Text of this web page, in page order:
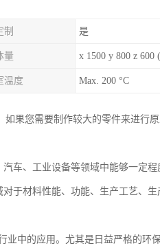
制 是
量 x 1500 y 800 z 600
温度 Max. 200 °C
果您需要制作较大的零件来进行
车、工业设备等领域中能够一定
于材料性能、功能、生产工艺、
业中的应用。尤其是日益严格的环